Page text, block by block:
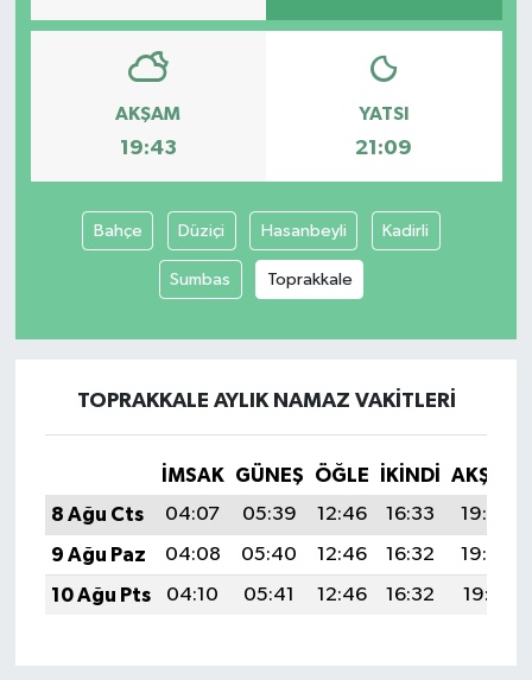
AKŞAM
19:43
YATSI
21:09
Bahçe Düziçi Hasanbeyli Kadirli
Sumbas Toprakkale
TOPRAKKALE AYLIK NAMAZ VAKITLERI
İMSAK GÜNEŞ ÖĞLE İKINDI
AKŞAM
8 Ağu Cts
04:07 05:39 12:46 16:33
19:43
9 Ağu Paz
04:08 05:40 12:46 16:32
19:42
10 Ağu Pts
04:10 05:41 12:46 16:32 19:41